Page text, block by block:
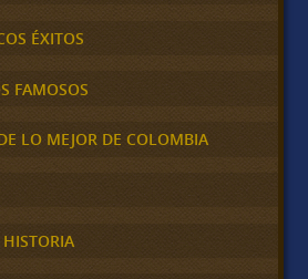
ÉXITOS
FAMOSOS
LO MEJOR DE COLOMBIA